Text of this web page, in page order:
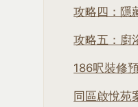
攻略四：隱
攻略五：廚
186呎裝修
同區啟悅苑